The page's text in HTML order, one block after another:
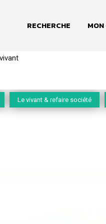
RECHERCHE
2026)
Le vivant & refaire société